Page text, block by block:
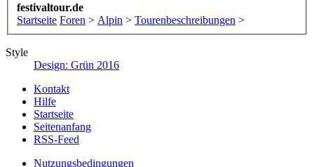
festivaltour.de
Startseite Foren > Alpin > Tourenbeschreibungen >
Style
Design: Grün 2016
Kontakt
Hilfe
Startseite
Seitenanfang
RSS-Feed
Nutzungsbedingungen